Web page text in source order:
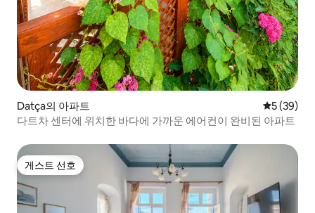
Datça의 아파트 평점 5점(5
5 (39)
다트차 센터에 위치한 바다에 가까운 에어컨이 완비된 아파트
게스트 선호
게스트 선호